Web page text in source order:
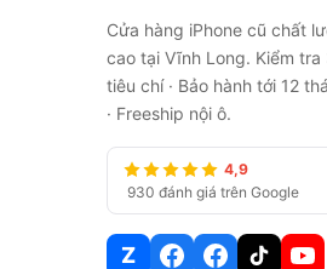
Cửa hàng iPhone cũ chất
cao tại Vĩnh Long. Kiểm tra
tiêu chí · Bảo hành tới 12
· Freeship nội ô.
4,9
930 đánh giá trên Google
Z